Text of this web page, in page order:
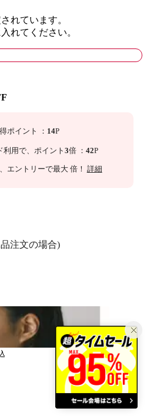
れています。
れてください。
ポイント ： 14P
用で、 ポイント 3倍 ： 42P
、エントリーで最大 倍！ 詳細
注文の場合)